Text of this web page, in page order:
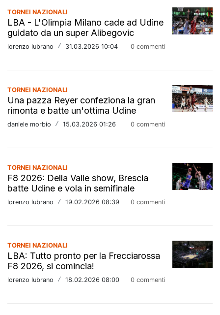
TORNEI NAZIONALI
LBA - L'Olimpia Milano cade ad Udine
guidato da un super Alibegovic
lorenzo lubrano / 31.03.2026 10:04 0 commenti
TORNEI NAZIONALI
Una pazza Reyer confeziona la gran
rimonta e batte un'ottima Udine
daniele morbio / 15.03.2026 01:26 0 commenti
TORNEI NAZIONALI
F8 2026: Della Valle show, Brescia
batte Udine e vola in semifinale
lorenzo lubrano / 19.02.2026 08:39 0 commenti
TORNEI NAZIONALI
LBA: Tutto pronto per la Frecciarossa
F8 2026, si comincia!
lorenzo lubrano / 18.02.2026 08:00 0 commenti